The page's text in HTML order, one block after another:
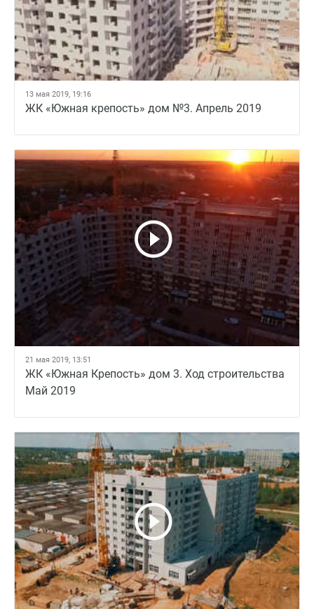
13 мая 2019, 19:16
ЖК «Южная крепость» дом №3. Апрель 2019
21 мая 2019, 13:51
ЖК «Южная Крепость» дом 3. Ход строительства
Май 2019